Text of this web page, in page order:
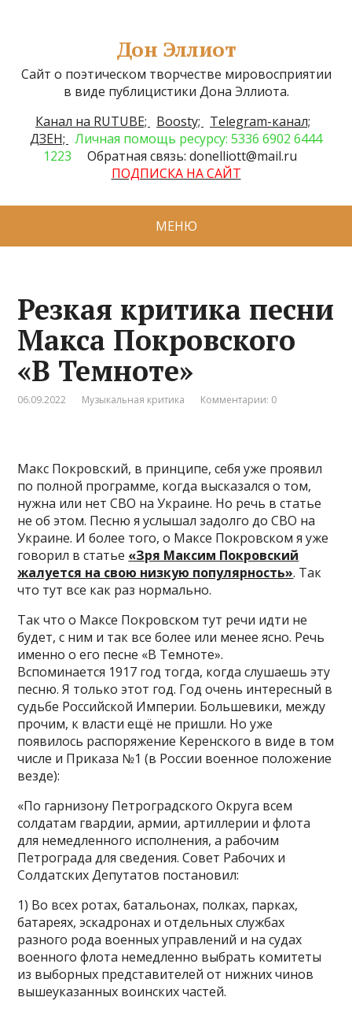
Дон Эллиот
Сайт о поэтическом творчестве мировосприятии
в виде публицистики Дона Эллиота.
Канал на RUTUBE;
Boosty;
Telegram-канал;
ДЗЕН; Личная помощь ресурсу: 5336 6902 6444
1223
Обратная связь: donelliott@mail.ru
ПОДПИСКА НА САЙТ
МЕНЮ
Резкая критика песни
Макса Покровского
«В Темноте»
06.09.2022 Музыкальная критика Комментарии: 0
Макс Покровский, в принципе, себя уже проявил
по полной программе, когда высказался о том,
нужна или нет СВО на Украине. Но речь в статье
не об этом. Песню я услышал задолго до СВО на
Украине. И более того, о Максе Покровском я уже
говорил в статье «Зря Максим Покровский
жалуется на свою низкую популярность». Так
что тут все как раз нормально.
Так что о Максе Покровском тут речи идти не
будет, с ним и так все более или менее ясно. Речь
именно о его песне «В Темноте».
Вспоминается 1917 год тогда, когда слушаешь эту
песню. Я только этот год. Год очень интересный в
судьбе Российской Империи. Большевики, между
прочим, к власти ещё не пришли. Но уже
появилось распоряжение Керенского в виде в том
числе и Приказа №1 (в России военное положение
везде):
«По гарнизону Петроградского Округа всем
солдатам гвардии, армии, артиллерии и флота
для немедленного исполнения, а рабочим
Петрограда для сведения. Совет Рабочих и
Солдатских Депутатов постановил:
1) Во всех ротах, батальонах, полках, парках,
батареях, эскадронах и отдельных службах
разного рода военных управлений и на судах
военного флота немедленно выбрать комитеты
из выборных представителей от нижних чинов
вышеуказанных воинских частей.